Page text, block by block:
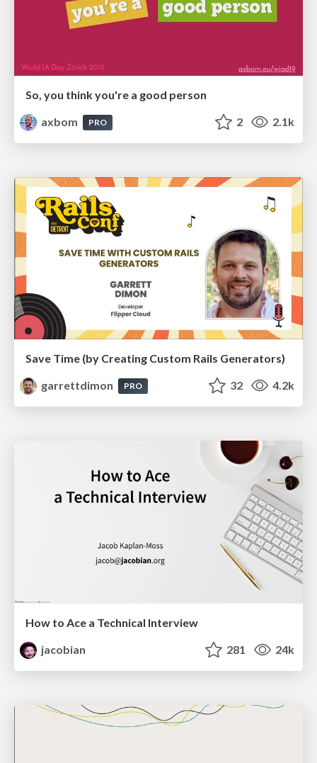
So, you think you're a good person
axbom
PRO 2 2.1k
Save Time (by Creating Custom Rails Generators)
garrettdimon
PRO 32 4.2k
How to Ace a Technical Interview
jacobian
281 24k